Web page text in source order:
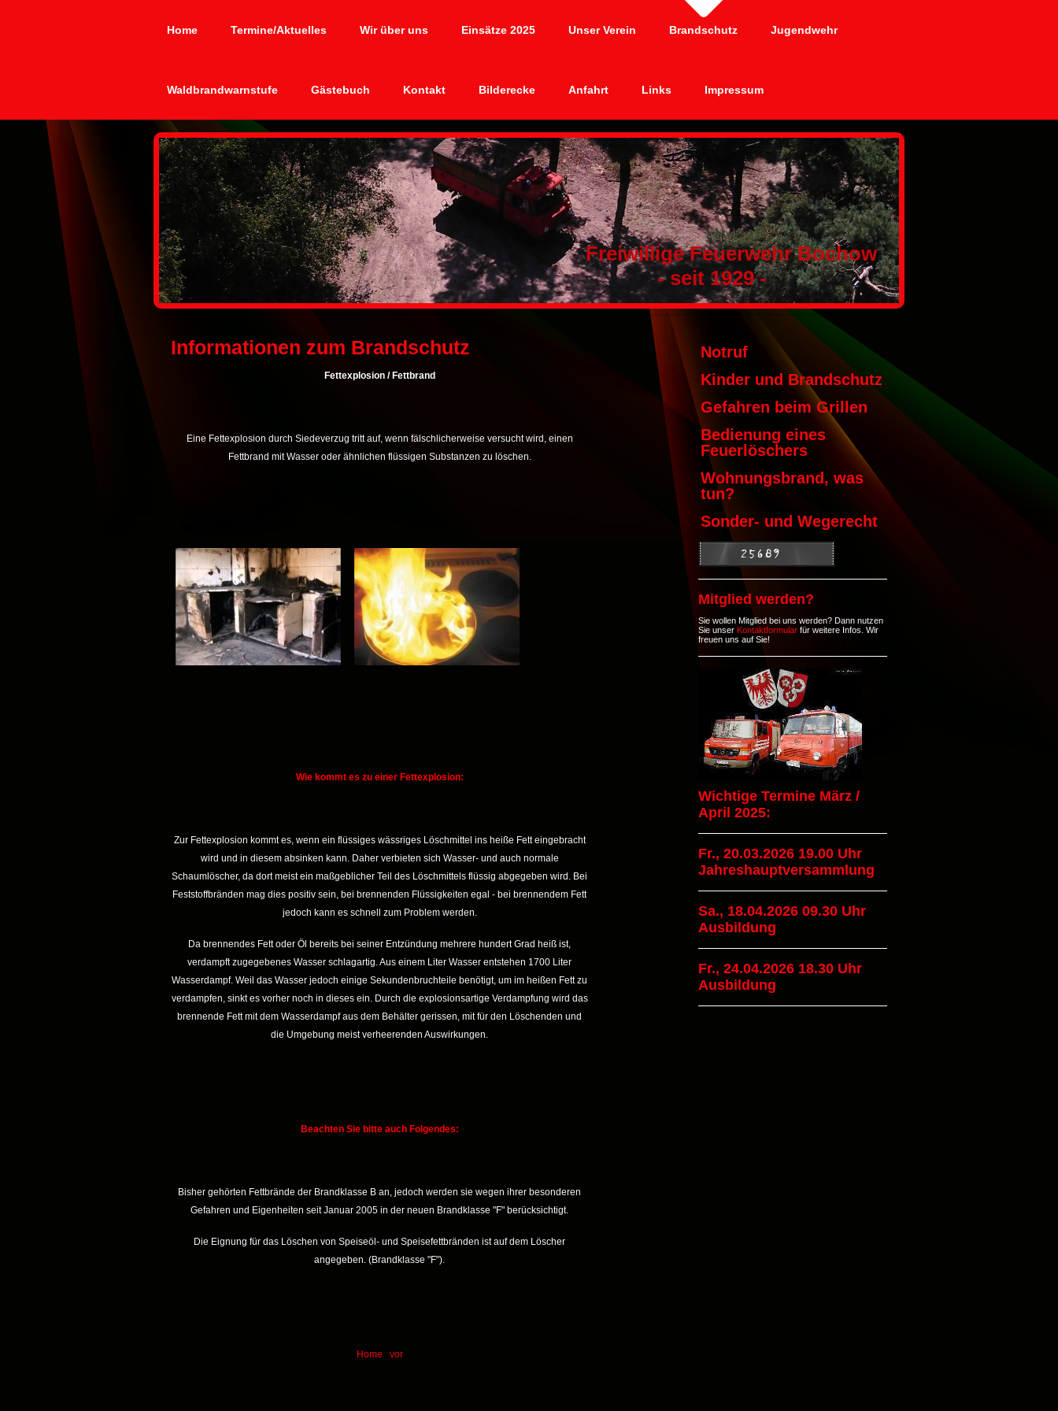
Home Termine/Aktuelles Wir über uns Einsätze 2025 Unser Verein Brandschutz Jugendwehr
Waldbrandwarnstufe Gästebuch Kontakt Bilderecke Anfahrt Links Impressum
Freiwillige Feuerwehr Bochow
- seit 1929 -
Notruf
Kinder und Brandschutz
Gefahren beim Grillen
Bedienung eines
Feuerlöschers
Wohnungsbrand, was
tun?
Sonder- und Wegerecht
Mitglied werden?
Sie wollen Mitglied bei uns werden? Dann nutzen
Sie unser Kontaktformular für weitere Infos. Wir
freuen uns auf Sie!
Wichtige Termine März /
April 2025:
Fr., 20.03.2026 19.00 Uhr
Jahreshauptversammlung
Sa., 18.04.2026 09.30 Uhr
Ausbildung
Fr., 24.04.2026 18.30 Uhr
Ausbildung
Informationen zum Brandschutz
Fettexplosion / Fettbrand
Eine Fettexplosion durch Siedeverzug tritt auf, wenn fälschlicherweise versucht wird, einen
Fettbrand mit Wasser oder ähnlichen flüssigen Substanzen zu löschen.
Wie kommt es zu einer Fettexplosion:
Zur Fettexplosion kommt es, wenn ein flüssiges wässriges Löschmittel ins heiße Fett eingebracht
wird und in diesem absinken kann. Daher verbieten sich Wasser- und auch normale
Schaumlöscher, da dort meist ein maßgeblicher Teil des Löschmittels flüssig abgegeben wird. Bei
Feststoffbränden mag dies positiv sein, bei brennenden Flüssigkeiten egal - bei brennendem Fett
jedoch kann es schnell zum Problem werden.
Da brennendes Fett oder Öl bereits bei seiner Entzündung mehrere hundert Grad heiß ist,
verdampft zugegebenes Wasser schlagartig. Aus einem Liter Wasser entstehen 1700 Liter
Wasserdampf. Weil das Wasser jedoch einige Sekundenbruchteile benötigt, um im heißen Fett zu
verdampfen, sinkt es vorher noch in dieses ein. Durch die explosionsartige Verdampfung wird das
brennende Fett mit dem Wasserdampf aus dem Behälter gerissen, mit für den Löschenden und
die Umgebung meist verheerenden Auswirkungen.
Beachten Sie bitte auch Folgendes:
Bisher gehörten Fettbrände der Brandklasse B an, jedoch werden sie wegen ihrer besonderen
Gefahren und Eigenheiten seit Januar 2005 in der neuen Brandklasse "F" berücksichtigt.
Die Eignung für das Löschen von Speiseöl- und Speisefettbränden ist auf dem Löscher
angegeben. (Brandklasse "F").
Home vor